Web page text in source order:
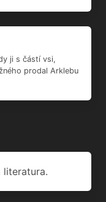
ji s částí vsi,
prodal Arklebu
literatura.